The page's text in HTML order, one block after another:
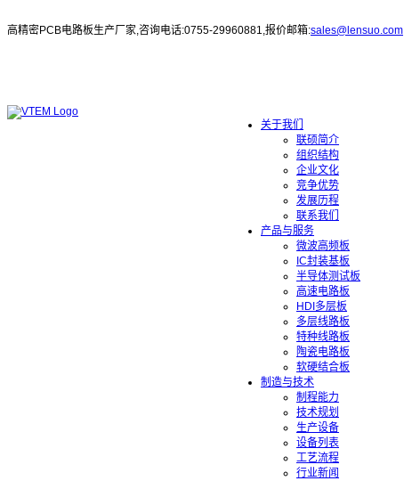
高精密PCB电路板生产厂家,咨询电话:0755-29960881,报价邮箱:sales@lensuo.com
关于我们
联硕简介
组织结构
企业文化
竞争优势
发展历程
联系我们
产品与服务
微波高频板
IC封装基板
半导体测试板
高速电路板
HDI多层板
多层线路板
特种线路板
陶瓷电路板
软硬结合板
制造与技术
制程能力
技术规划
生产设备
设备列表
工艺流程
行业新闻